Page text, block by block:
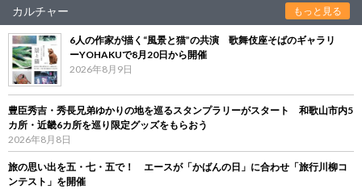
カルチャー もっと見る
6人の作家が描く“風景と猫”の共演 歌舞伎座そばのギャラリ
ーYOHAKUで8月20日から開催
2026年8月9日
豊臣秀吉・秀長兄弟ゆかりの地を巡るスタンプラリーがスタート 和歌山市内5
カ所・近畿6カ所を巡り限定グッズをもらおう
2026年8月8日
旅の思い出を五・七・五で！ エースが「かばんの日」に合わせ「旅行川柳コ
ンテスト」を開催